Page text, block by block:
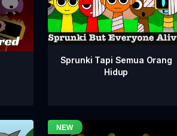
Sprunki Tapi Semua Orang
Hidup